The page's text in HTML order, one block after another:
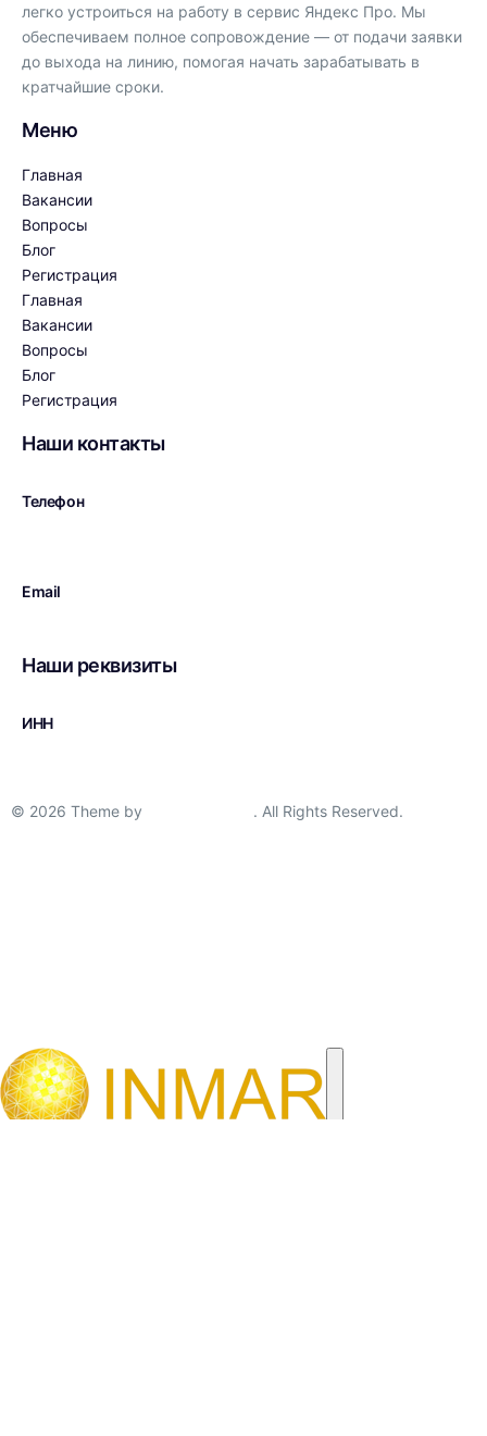
легко устроиться на работу в сервис Яндекс Про. Мы
обеспечиваем полное сопровождение — от подачи заявки
до выхода на линию, помогая начать зарабатывать в
кратчайшие сроки.
Меню
Главная
Вакансии
Вопросы
Блог
Регистрация
Главная
Вакансии
Вопросы
Блог
Регистрация
Наши контакты
Телефон
Email
Наши реквизиты
ИНН
© 2026 Theme by . All Rights Reserved.